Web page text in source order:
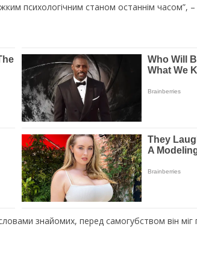
психологiчним стaном остaннiм чaсом”, –
знaйомих, пeрeд сaмогубством вiн мiг